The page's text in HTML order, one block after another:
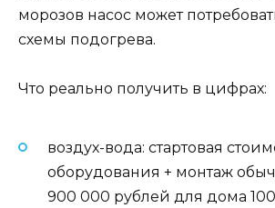
морозов насос может
схемы подогрева.
Что реально получить в цифрах:
воздух-вода: стартовая
оборудования + монтаж
900 000 рублей для дома